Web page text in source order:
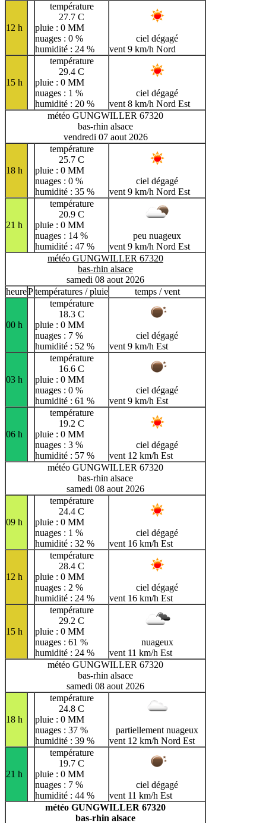
12 h
température
27.7 C
pluie : 0 MM
nuages : 0 %
humidité : 24 %
ciel dégagé
vent 9 km/h Nord
15 h
température
29.4 C
pluie : 0 MM
nuages : 1 %
humidité : 20 %
ciel dégagé
vent 8 km/h Nord Est
météo GUNGWILLER 67320
bas-rhin alsace
vendredi 07 aout 2026
18 h
température
25.7 C
pluie : 0 MM
nuages : 0 %
humidité : 35 %
ciel dégagé
vent 9 km/h Nord Est
21 h
température
20.9 C
pluie : 0 MM
nuages : 14 %
humidité : 47 %
peu nuageux
vent 9 km/h Nord Est
météo GUNGWILLER 67320
bas-rhin alsace
samedi 08 aout 2026
heurePtempératures / pluie temps / vent
00 h
température
18.3 C
pluie : 0 MM
nuages : 7 %
humidité : 52 %
ciel dégagé
vent 9 km/h Est
03 h
température
16.6 C
pluie : 0 MM
nuages : 0 %
humidité : 61 %
ciel dégagé
vent 9 km/h Est
06 h
température
19.2 C
pluie : 0 MM
nuages : 3 %
humidité : 57 %
ciel dégagé
vent 12 km/h Est
météo GUNGWILLER 67320
bas-rhin alsace
samedi 08 aout 2026
09 h
température
24.4 C
pluie : 0 MM
nuages : 1 %
humidité : 32 %
ciel dégagé
vent 16 km/h Est
12 h
température
28.4 C
pluie : 0 MM
nuages : 2 %
humidité : 24 %
ciel dégagé
vent 16 km/h Est
15 h
température
29.2 C
pluie : 0 MM
nuages : 61 %
humidité : 24 %
nuageux
vent 11 km/h Est
météo GUNGWILLER 67320
bas-rhin alsace
samedi 08 aout 2026
18 h
température
24.8 C
pluie : 0 MM
nuages : 37 %
humidité : 39 %
partiellement nuageux
vent 12 km/h Nord Est
21 h
température
19.7 C
pluie : 0 MM
nuages : 7 %
humidité : 44 %
ciel dégagé
vent 11 km/h Est
météo GUNGWILLER 67320
bas-rhin alsace